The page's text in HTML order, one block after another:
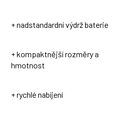
+ nadstandardní výdrž baterie
+ kompaktnější rozměry a
hmotnost
+ rychlé nabíjení